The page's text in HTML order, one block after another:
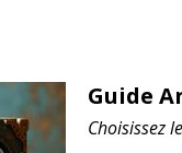
Guide
Choisissez